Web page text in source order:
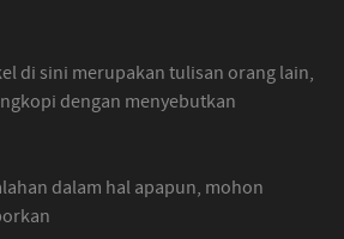
di sini merupakan tulisan orang lain,
dengan menyebutkan
dalam hal apapun, mohon